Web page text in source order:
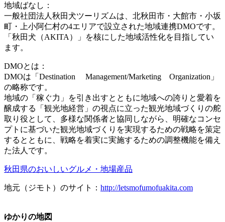
地域ばなし：
一般社団法人秋田犬ツーリズムは、北秋田市・大館市・小坂
町・上小阿仁村の4エリアで設立された地域連携DMOです。
「秋田犬（AKITA）」を核にした地域活性化を目指してい
ます。
DMOとは：
DMOは「Destination Management/Marketing Organization」
の略称です。
地域の「稼ぐ力」を引き出すとともに地域への誇りと愛着を
醸成する「観光地経営」の視点に立った観光地域づくりの舵
取り役として、多様な関係者と協同しながら、明確なコンセ
プトに基づいた観光地域づくりを実現するための戦略を策定
するとともに、戦略を着実に実施するための調整機能を備え
た法人です。
秋田県のおいしいグルメ・地場産品
地元（ジモト）のサイト： http://letsmofumofuakita.com
ゆかりの地図